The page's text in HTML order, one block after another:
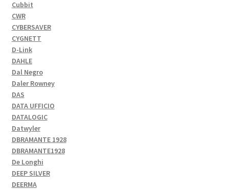
Cubbit
CWR
CYBERSAVER
CYGNETT
D-Link
DAHLE
Dal Negro
Daler Rowney
DAS
DATA UFFICIO
DATALOGIC
Datwyler
DBRAMANTE 1928
DBRAMANTE1928
De Longhi
DEEP SILVER
DEERMA